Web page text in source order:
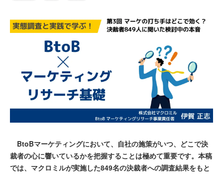
BtoBマーケティングにおいて、自社の施策がいつ、どこで決
裁者の心に響いているかを把握することは極めて重要です。本稿
では、マクロミルが実施した849名の決裁者への調査結果をもと